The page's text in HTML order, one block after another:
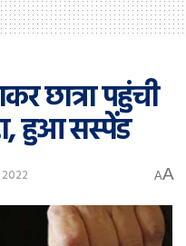
छात्रा पहुंची
हुआ सस्पेंड
AA